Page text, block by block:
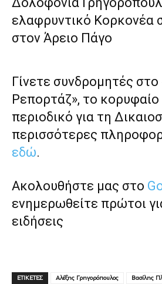
ελαφρυντικό Κορκονέα
στον Άρειο Πάγο
Γίνετε συνδρομητές στο
Ρεπορτάζ», το κορυφαίο
περιοδικό για τη
περισσότερες
εδώ.
Ακολουθήστε μας στο
ενημερωθείτε πρώτοι
ειδήσεις
ΕΤΙΚΕΤΕΣ Αλέξης Γρηγορόπουλος Βασίλης